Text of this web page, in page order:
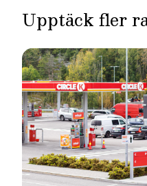
Upptäck fler